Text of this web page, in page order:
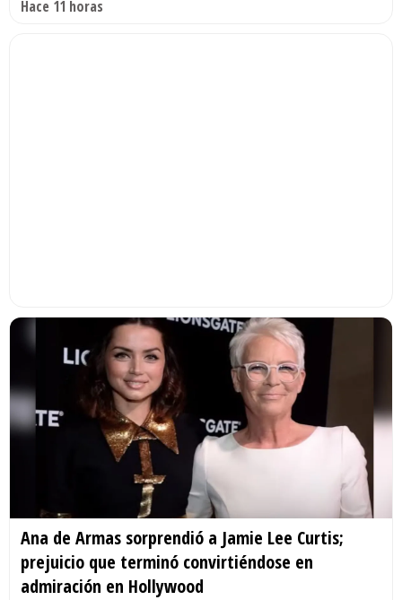
Hace 11 horas
Ana de Armas sorprendió a Jamie Lee Curtis;
prejuicio que terminó convirtiéndose en
admiración en Hollywood